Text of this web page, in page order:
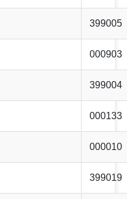
399005
000903
399004
000133
000010
399019